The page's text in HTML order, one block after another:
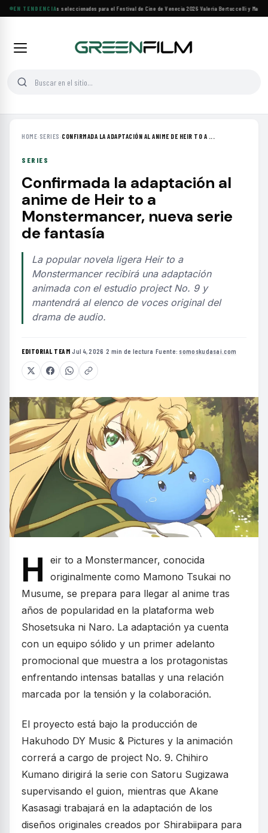
EN TENDENCIA
Siete filmes árabes seleccionados para el Festival de Cine de Venecia 2026·Valeria Bertuccelli y Martín
HOME› SERIES ›CONFIRMADA LA ADAPTACIÓN AL ANIME DE HEIR TO A ...
SERIES
Confirmada la adaptación al
anime de Heir to a
Monstermancer, nueva serie
de fantasía
La popular novela ligera Heir to a
Monstermancer recibirá una adaptación
animada con el estudio project No. 9 y
mantendrá al elenco de voces original del
drama de audio.
EDITORIAL TEAM·Jul 4, 2026 ·2 min de lectura ·Fuente: somoskudasai.com
H
eir to a Monstermancer, conocida
originalmente como Mamono Tsukai no
Musume, se prepara para llegar al anime tras
años de popularidad en la plataforma web
Shosetsuka ni Naro. La adaptación ya cuenta
con un equipo sólido y un primer adelanto
promocional que muestra a los protagonistas
enfrentando intensas batallas y una relación
marcada por la tensión y la colaboración.
El proyecto está bajo la producción de
Hakuhodo DY Music & Pictures y la animación
correrá a cargo de project No. 9. Chihiro
Kumano dirigirá la serie con Satoru Sugizawa
supervisando el guion, mientras que Akane
Kasasagi trabajará en la adaptación de los
diseños originales creados por Shirabiipara para